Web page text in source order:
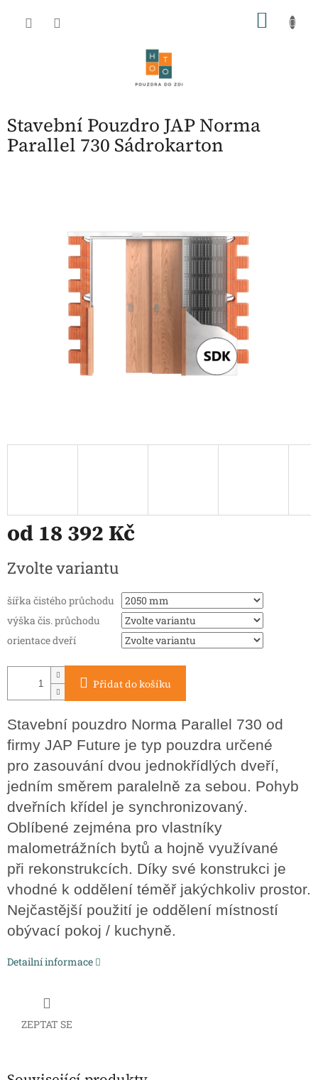
Stavební Pouzdro JAP Norma
Parallel 730 Sádrokarton
od 18 392 Kč
cena:
Zvolte variantu
šířka čistého průchodu
výška čis. průchodu
orientace dveří
Přidat do košíku
Stavební pouzdro Norma Parallel 730 od
firmy JAP Future je typ pouzdra určené
pro zasouvání dvou jednokřídlých dveří,
jedním směrem paralelně za sebou. Pohyb
dveřních křídel je synchronizovaný.
Oblíbené zejména pro vlastníky
malometrážních bytů a hojně využívané
při rekonstrukcích. Díky své konstrukci je
vhodné k oddělení téměř jakýchkoliv prostor.
Nejčastější použití je oddělení místností
obývací pokoj / kuchyně.
Detailní informace
ZEPTAT SE